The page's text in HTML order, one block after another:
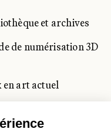
et archives
de numérisation 3D
en art actuel